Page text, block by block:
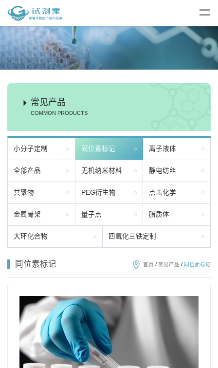
常见产品
COMMON PRODUCTS
小分子定制 同位素标记 离子液体
全部产品 无机纳米材料 静电纺丝
共聚物 PEG衍生物 点击化学
金属骨架 量子点 脂质体
大环化合物 四氧化三铁定制
同位素标记 首页 / 常见产品 / 同位素标记